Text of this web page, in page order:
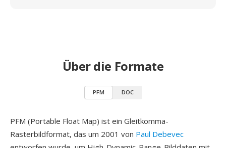
Über die Formate
PFM DOC
PFM (Portable Float Map) ist ein Gleitkomma-
Rasterbildformat, das um 2001 von Paul Debevec